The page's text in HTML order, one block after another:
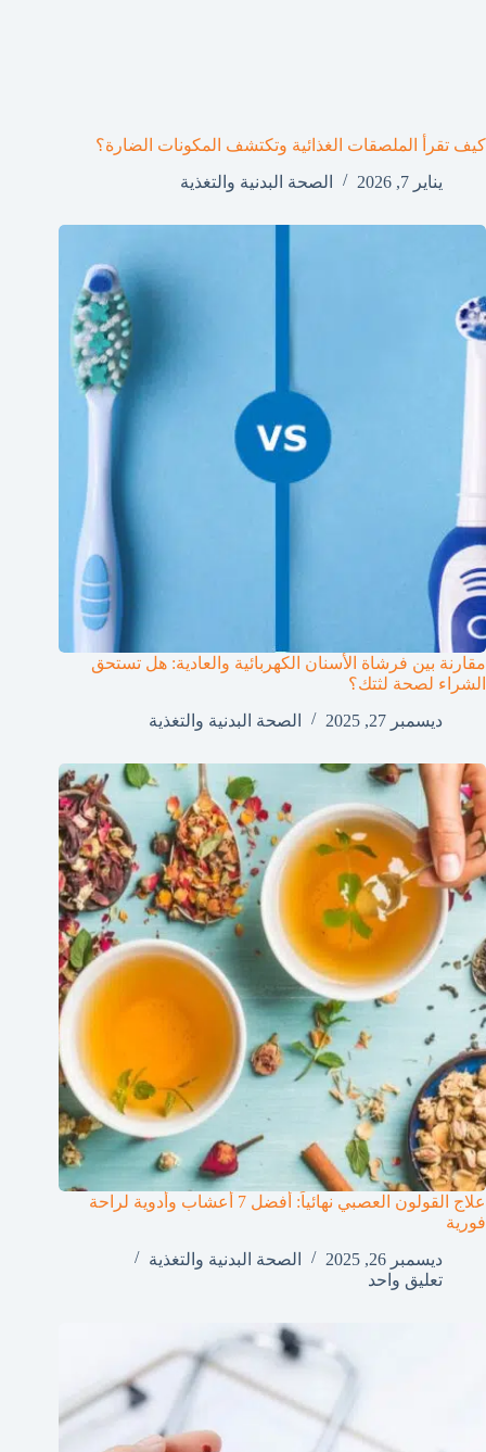
كيف تقرأ الملصقات الغذائية وتكتشف المكونات الضارة؟
يناير 7, 2026
الصحة البدنية والتغذية
مقارنة بين فرشاة الأسنان الكهربائية والعادية: هل تستحق
الشراء لصحة لثتك؟
ديسمبر 27, 2025
الصحة البدنية والتغذية
علاج القولون العصبي نهائياً: أفضل 7 أعشاب وأدوية لراحة
فورية
ديسمبر 26, 2025
الصحة البدنية والتغذية
تعليق واحد